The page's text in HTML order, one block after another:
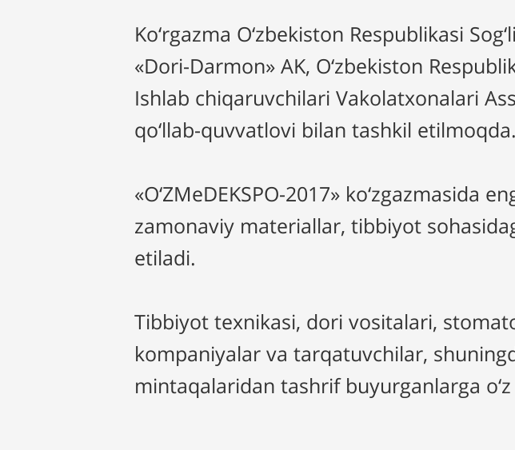
Ko‘rgazma O‘zbekiston Respublikasi
«Dori-Darmon» AK, O‘zbekiston
Ishlab chiqaruvchilari Vakolatxonalari
qo‘llab-quvvatlovi bilan tashkil etilmoqda.
«O‘ZMeDEKSPO-2017»
zamonaviy materiallar, tibbiyot
etiladi.
Tibbiyot texnikasi, dori vositalari,
kompaniyalar va tarqatuvchilar,
mintaqalaridan tashrif buyurganlarga